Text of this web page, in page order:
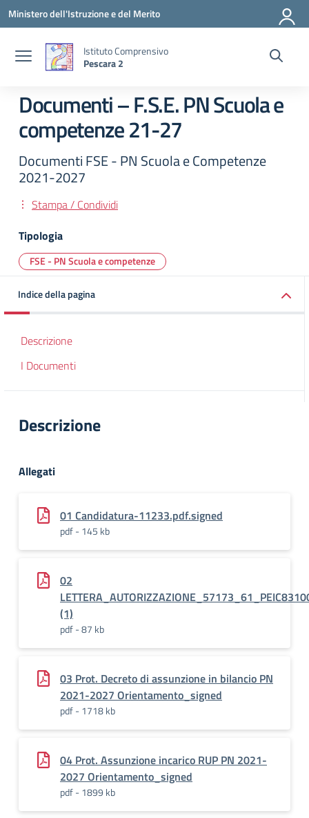
Vai ai contenuti
Vai al menu di navigazione
Vai al footer
Ministero dell'Istruzione e del Merito
Istituto Comprensivo
Pescara 2
Documenti – F.S.E. PN Scuola e
competenze 21-27
Documenti FSE - PN Scuola e Competenze
2021-2027
Stampa / Condividi
Tipologia
FSE - PN Scuola e competenze
Indice della pagina
Descrizione
I Documenti
Descrizione
Allegati
01 Candidatura-11233.pdf.signed
pdf - 145 kb
02
(1)
pdf - 87 kb
03 Prot. Decreto di assunzione in bilancio PN
2021-2027 Orientamento_signed
pdf - 1718 kb
04 Prot. Assunzione incarico RUP PN 2021-
2027 Orientamento_signed
pdf - 1899 kb